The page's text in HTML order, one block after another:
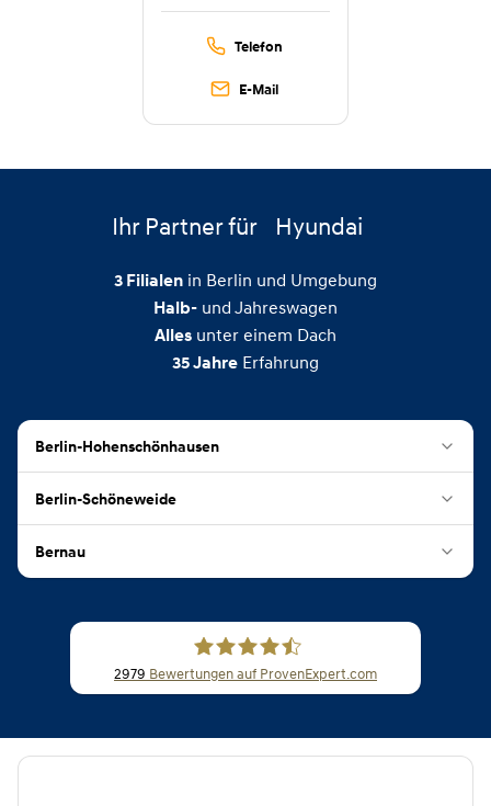
Telefon
E-Mail
Ihr Partner für Hyundai
3 Filialen in Berlin und Umgebung
Halb- und Jahreswagen
Alles unter einem Dach
35Jahre Erfahrung
Berlin-Hohenschönhausen
Berlin-Schöneweide
Bernau
2979 Bewertungen auf ProvenExpert.com